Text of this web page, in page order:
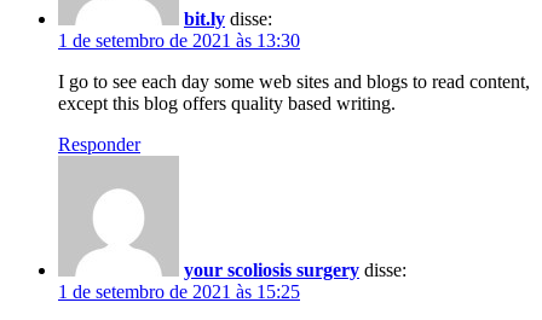
bit.ly disse:
1 de setembro de 2021 às 13:30
I go to see each day some web sites and blogs to read content,
except this blog offers quality based writing.
Responder
your scoliosis surgery disse:
1 de setembro de 2021 às 15:25